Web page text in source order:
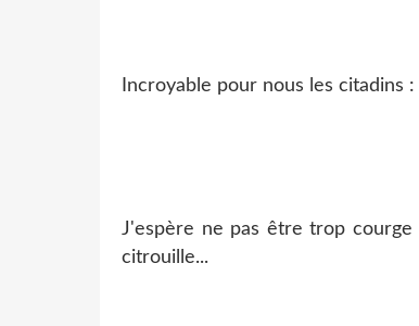
Incroyable pour nous les citadins
J'espère ne pas être trop
citrouille...